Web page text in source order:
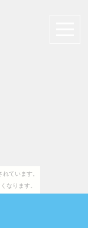
ています。
なります。